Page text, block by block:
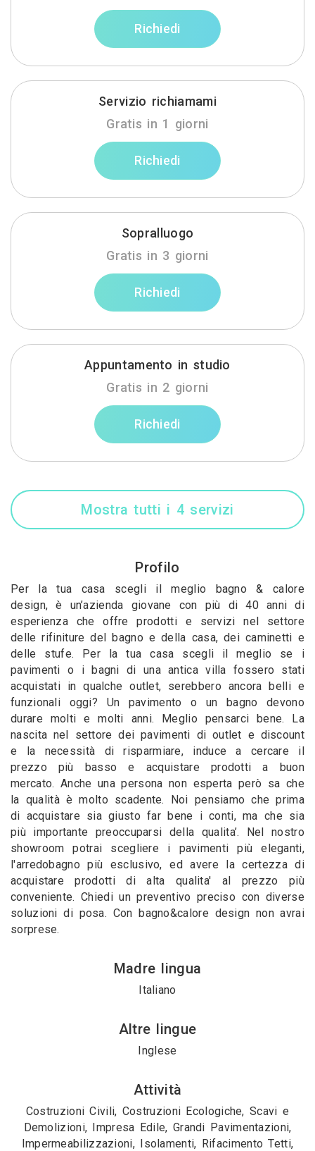
Richiedi
Servizio richiamami
Gratis in 1 giorni
Richiedi
Sopralluogo
Gratis in 3 giorni
Richiedi
Appuntamento in studio
Gratis in 2 giorni
Richiedi
Mostra tutti i 4 servizi
Profilo
Per la tua casa scegli il meglio bagno & calore
design, è un’azienda giovane con più di 40 anni di
esperienza che offre prodotti e servizi nel settore
delle rifiniture del bagno e della casa, dei caminetti e
delle stufe. Per la tua casa scegli il meglio se i
pavimenti o i bagni di una antica villa fossero stati
acquistati in qualche outlet, serebbero ancora belli e
funzionali oggi? Un pavimento o un bagno devono
durare molti e molti anni. Meglio pensarci bene. La
nascita nel settore dei pavimenti di outlet e discount
e la necessità di risparmiare, induce a cercare il
prezzo più basso e acquistare prodotti a buon
mercato. Anche una persona non esperta però sa che
la qualità è molto scadente. Noi pensiamo che prima
di acquistare sia giusto far bene i conti, ma che sia
più importante preoccuparsi della qualita’. Nel nostro
showroom potrai scegliere i pavimenti più eleganti,
l'arredobagno più esclusivo, ed avere la certezza di
acquistare prodotti di alta qualita' al prezzo più
conveniente. Chiedi un preventivo preciso con diverse
soluzioni di posa. Con bagno&calore design non avrai
sorprese.
Madre lingua
Italiano
Altre lingue
Inglese
Attività
Costruzioni Civili, Costruzioni Ecologiche, Scavi e
Demolizioni, Impresa Edile, Grandi Pavimentazioni,
Impermeabilizzazioni, Isolamenti, Rifacimento Tetti,